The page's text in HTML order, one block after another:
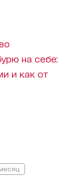
на себе:
и как от